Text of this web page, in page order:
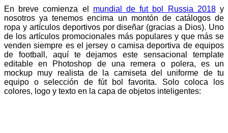
En breve comienza el mundial de fut bol Russia 2018y
nosotros ya tenemos encima un montón de catálogos de
ropa y artículos deportivos por diseñar (gracias a Dios). Uno
de los artículos promocionales más populares y que más se
venden siempre es el jersey o camisa deportiva de equipos
de football, aquí te dejamos este sensacional template
editable en Photoshop de una remera o polera, es un
mockup muy realista de la camiseta del uniforme de tu
equipo o selección de fút bol favorita. Solo coloca los
colores, logo y texto en la capa de objetos inteligentes: